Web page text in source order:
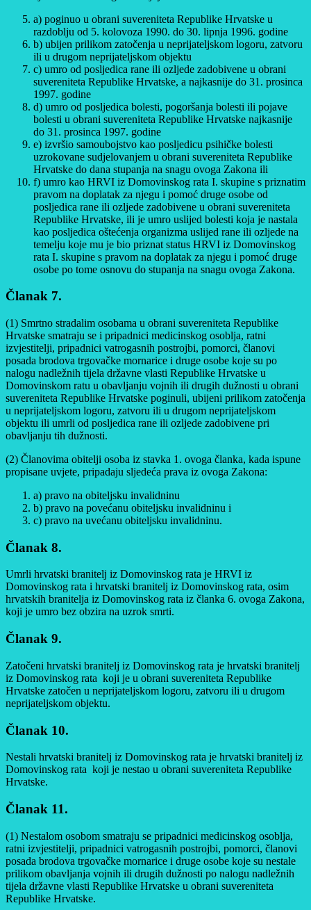
a) poginuo u obrani suvereniteta Republike Hrvatske u
razdoblju od 5. kolovoza 1990. do 30. lipnja 1996. godine
b) ubijen prilikom zatočenja u neprijateljskom logoru, zatvoru
ili u drugom neprijateljskom objektu
c) umro od posljedica rane ili ozljede zadobivene u obrani
suvereniteta Republike Hrvatske, a najkasnije do 31. prosinca
1997. godine
d) umro od posljedica bolesti, pogoršanja bolesti ili pojave
bolesti u obrani suvereniteta Republike Hrvatske najkasnije
do 31. prosinca 1997. godine
e) izvršio samoubojstvo kao posljedicu psihičke bolesti
uzrokovane sudjelovanjem u obrani suvereniteta Republike
Hrvatske do dana stupanja na snagu ovoga Zakona ili
f) umro kao HRVI iz Domovinskog rata I. skupine s priznatim
pravom na doplatak za njegu i pomoć druge osobe od
posljedica rane ili ozljede zadobivene u obrani suvereniteta
Republike Hrvatske, ili je umro uslijed bolesti koja je nastala
kao posljedica oštećenja organizma uslijed rane ili ozljede na
temelju koje mu je bio priznat status HRVI iz Domovinskog
rata I. skupine s pravom na doplatak za njegu i pomoć druge
osobe po tome osnovu do stupanja na snagu ovoga Zakona.
Članak 7.
(1) Smrtno stradalim osobama u obrani suvereniteta Republike
Hrvatske smatraju se i pripadnici medicinskog osoblja, ratni
izvjestitelji, pripadnici vatrogasnih postrojbi, pomorci, članovi
posada brodova trgovačke mornarice i druge osobe koje su po
nalogu nadležnih tijela državne vlasti Republike Hrvatske u
Domovinskom ratu u obavljanju vojnih ili drugih dužnosti u obrani
suvereniteta Republike Hrvatske poginuli, ubijeni prilikom zatočenja
u neprijateljskom logoru, zatvoru ili u drugom neprijateljskom
objektu ili umrli od posljedica rane ili ozljede zadobivene pri
obavljanju tih dužnosti.
(2) Članovima obitelji osoba iz stavka 1. ovoga članka, kada ispune
propisane uvjete, pripadaju sljedeća prava iz ovoga Zakona:
a) pravo na obiteljsku invalidninu
b) pravo na povećanu obiteljsku invalidninu i
c) pravo na uvećanu obiteljsku invalidninu.
Članak 8.
Umrli hrvatski branitelj iz Domovinskog rata je HRVI iz
Domovinskog rata i hrvatski branitelj iz Domovinskog rata, osim
hrvatskih branitelja iz Domovinskog rata iz članka 6. ovoga Zakona,
koji je umro bez obzira na uzrok smrti.
Članak 9.
Zatočeni hrvatski branitelj iz Domovinskog rata je hrvatski branitelj
iz Domovinskog rata koji je u obrani suvereniteta Republike
Hrvatske zatočen u neprijateljskom logoru, zatvoru ili u drugom
neprijateljskom objektu.
Članak 10.
Nestali hrvatski branitelj iz Domovinskog rata je hrvatski branitelj iz
Domovinskog rata koji je nestao u obrani suvereniteta Republike
Hrvatske.
Članak 11.
(1) Nestalom osobom smatraju se pripadnici medicinskog osoblja,
ratni izvjestitelji, pripadnici vatrogasnih postrojbi, pomorci, članovi
posada brodova trgovačke mornarice i druge osobe koje su nestale
prilikom obavljanja vojnih ili drugih dužnosti po nalogu nadležnih
tijela državne vlasti Republike Hrvatske u obrani suvereniteta
Republike Hrvatske.